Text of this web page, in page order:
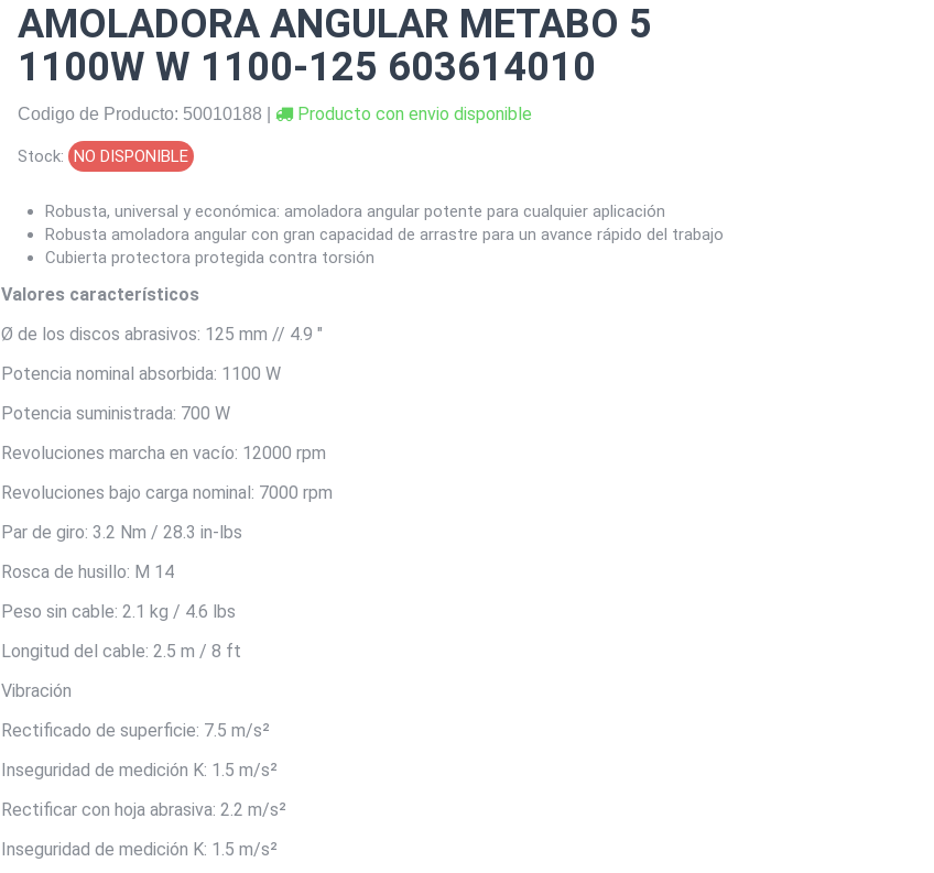
AMOLADORA ANGULAR METABO 5
1100W W 1100-125 603614010
Codigo de Producto: 50010188 | Producto con envio disponible
Stock: NO DISPONIBLE
Robusta, universal y económica: amoladora angular potente para cualquier aplicación
Robusta amoladora angular con gran capacidad de arrastre para un avance rápido del trabajo
Cubierta protectora protegida contra torsión
Valores característicos
Ø de los discos abrasivos: 125 mm // 4.9 "
Potencia nominal absorbida: 1100 W
Potencia suministrada: 700 W
Revoluciones marcha en vacío: 12000 rpm
Revoluciones bajo carga nominal: 7000 rpm
Par de giro: 3.2 Nm / 28.3 in-lbs
Rosca de husillo: M 14
Peso sin cable: 2.1 kg / 4.6 lbs
Longitud del cable: 2.5 m / 8 ft
Vibración
Rectificado de superficie: 7.5 m/s²
Inseguridad de medición K: 1.5 m/s²
Rectificar con hoja abrasiva: 2.2 m/s²
Inseguridad de medición K: 1.5 m/s²